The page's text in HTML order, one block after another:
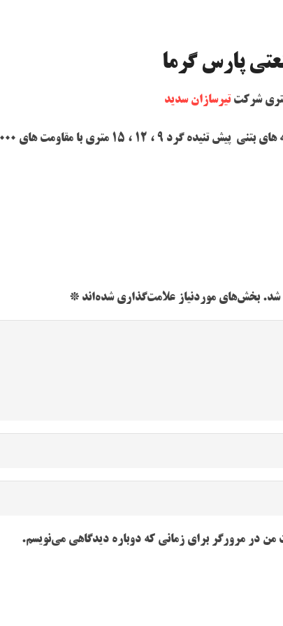
پارس گرما
شرکت تیرسازان سدید
15 متری با مقاومت های 1000 ، 800 ، 600 ، 400 ، 200
شد. بخش‌های موردنیاز علامت‌گذاری شده‌اند *
من در مرورگر برای زمانی که دوباره دیدگاهی می‌نویسم.